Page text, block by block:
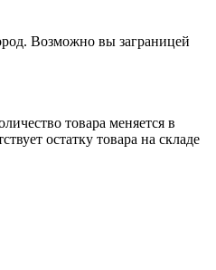
Возможно вы заграницей
товара меняется в
остатку товара на складе